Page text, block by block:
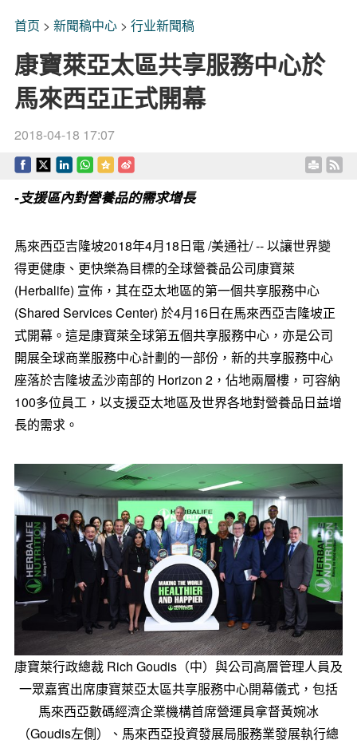
首页 > 新聞稿中心> 行业新聞稿
康寶萊亞太區共享服務中心於
馬來西亞正式開幕
2018-04-18 17:07
-支援區內對營養品的需求增長
馬來西亞吉隆坡2018年4月18日電 /美通社/ -- 以讓世界變
得更健康、更快樂為目標的全球營養品公司康寶萊
(Herbalife) 宣佈，其在亞太地區的第一個共享服務中心
(Shared Services Center) 於4月16日在馬來西亞吉隆坡正
式開幕。 這是康寶萊全球第五個共享服務中心， 亦是公司
開展全球商業服務中心計劃的一部份，新的共享服務中心
座落於吉隆坡孟沙南部的 Horizon 2，佔地兩層樓， 可容納
100多位員工，以支援亞太地區及世界各地對營養品日益增
長的需求。
康寶萊行政總裁 Rich Goudis（中）與公司高層管理人員及
一眾嘉賓出席康寶萊亞太區共享服務中心開幕儀式，包括
馬來西亞數碼經濟企業機構首席營運員拿督黃婉冰
（Goudis左側）、馬來西亞投資發展局服務業發展執行總